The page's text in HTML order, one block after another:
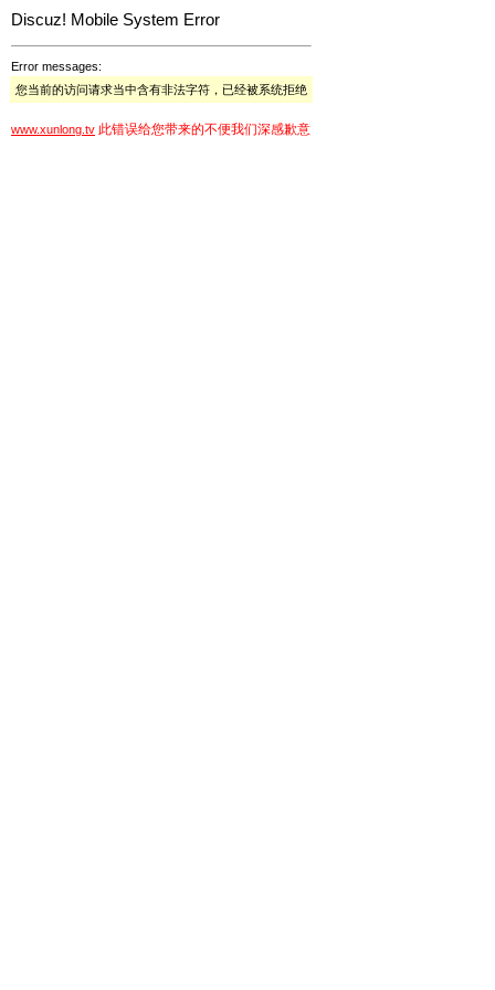
Discuz! Mobile System Error
Error messages:
您当前的访问请求当中含有非法字符，已经被系统拒绝
www.xunlong.tv 此错误给您带来的不便我们深感歉意